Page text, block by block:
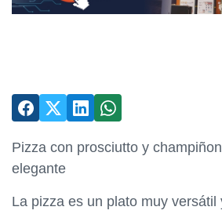
Pizza con prosciutto y
elegante
La pizza es un plato muy versátil